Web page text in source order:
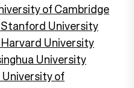
of Cambridge
University
University
University
of